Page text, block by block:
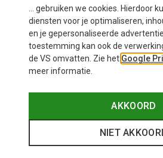
Mogelijk interessant voor je
... gebruiken we cookies. Hierdoor
diensten voor je optimaliseren,
en je gepersonaliseerde
toestemming kan ook de
de VS omvatten. Zie het Google
meer informatie.
AKKOORD
NIET